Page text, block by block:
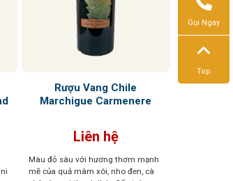
Rượu Vang Chile
Marchigue Carmenere
Liên hệ
Màu đỏ sâu với hương thơm mạnh
mẽ của quả mâm xôi, nho đen, cà
Gọi Ngay
Top